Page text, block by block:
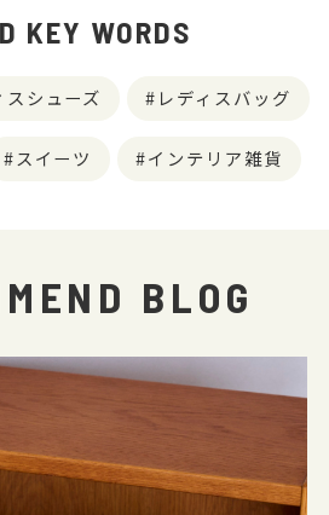
KEY WORDS
スシューズ レディスバッグ
スイーツ インテリア雑貨
BLOG